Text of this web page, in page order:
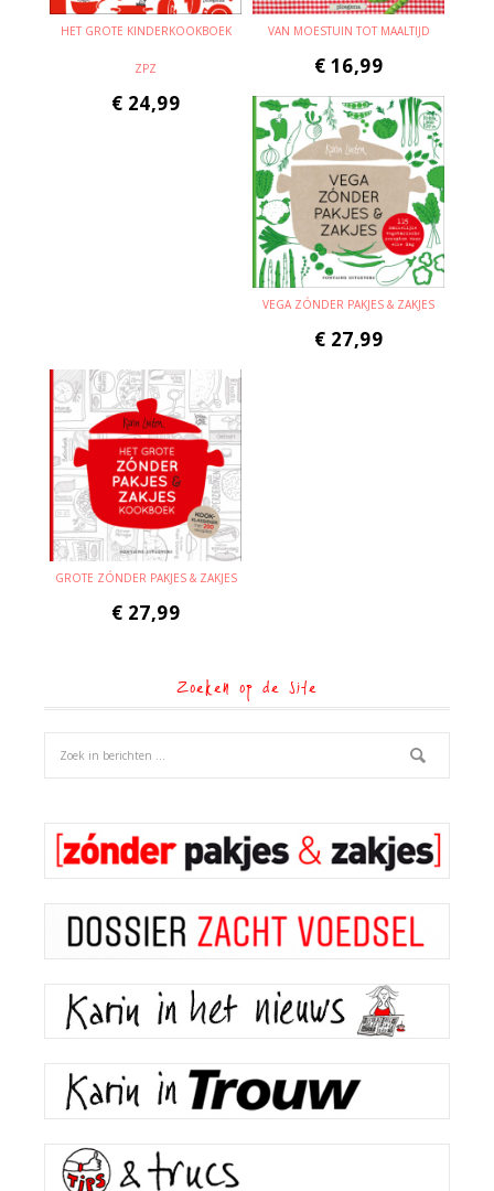
HET GROTE KINDERKOOKBOEK
ZPZ
€ 24,99
VAN MOESTUIN TOT MAALTIJD
€ 16,99
VEGA ZÓNDER PAKJES & ZAKJES
€ 27,99
GROTE ZÓNDER PAKJES & ZAKJES
€ 27,99
Zoeken op de site